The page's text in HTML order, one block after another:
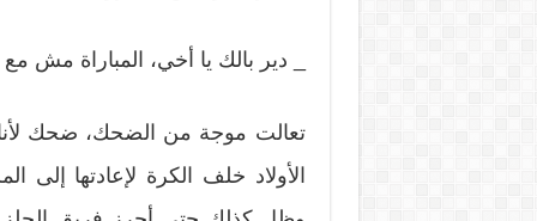
_ دير بالك يا أخي، المباراة مش
تعالت موجة من الضحك، ضحك
الأولاد خلف الكرة لإعادتها